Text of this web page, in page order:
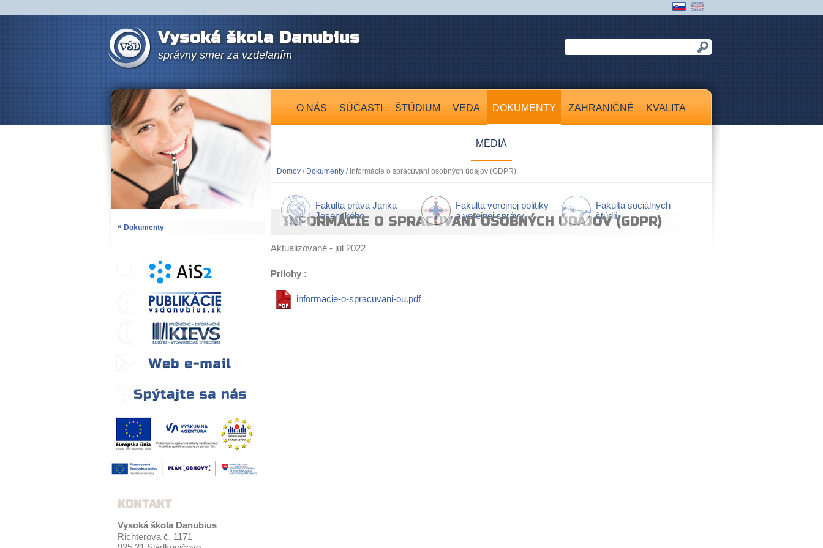
Vysoká škola Danubius
správny smer za vzdelaním
O NÁS SÚČASTI ŠTÚDIUM VEDA DOKUMENTY ZAHRANIČNÉ KVALITA
MÉDIÁ
Domov / Dokumenty / Informácie o spracúvaní osobných údajov (GDPR)
Fakulta práva Janka
Jesenského
Fakulta verejnej politiky
a verejnej správy
Fakulta sociálnych
štúdií
« Dokumenty
KONTAKT
Vysoká škola Danubius
Richterova č. 1171
INFORMÁCIE O SPRACÚVANÍ OSOBNÝCH ÚDAJOV (GDPR)
Aktualizované - júl 2022
Prílohy :
informacie-o-spracuvani-ou.pdf